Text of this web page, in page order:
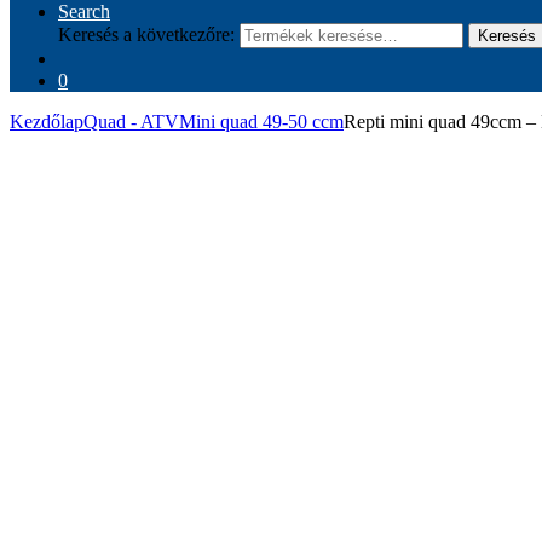
Search
Keresés a következőre:
Keresés
0
KezdőlapQuad - ATVMini quad 49-50 ccmRepti mini quad 49ccm –